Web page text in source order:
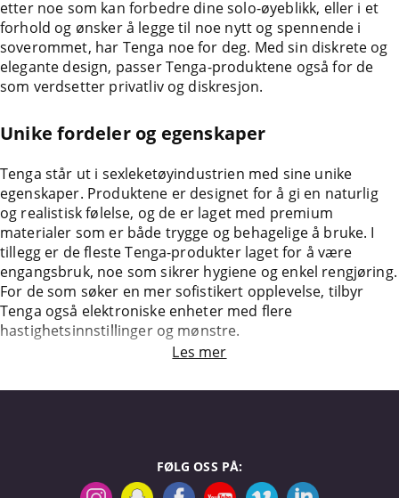
etter noe som kan forbedre dine solo-øyeblikk, eller i et
forhold og ønsker å legge til noe nytt og spennende i
soverommet, har Tenga noe for deg. Med sin diskrete og
elegante design, passer Tenga-produktene også for de
som verdsetter privatliv og diskresjon.
Unike fordeler og egenskaper
Tenga står ut i sexleketøyindustrien med sine unike
egenskaper. Produktene er designet for å gi en naturlig
og realistisk følelse, og de er laget med premium
materialer som er både trygge og behagelige å bruke. I
tillegg er de fleste Tenga-produkter laget for å være
engangsbruk, noe som sikrer hygiene og enkel rengjøring.
For de som søker en mer sofistikert opplevelse, tilbyr
Tenga også elektroniske enheter med flere
hastighetsinnstillinger og mønstre.
Les mer
FØLG OSS PÅ: